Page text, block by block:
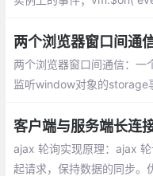
ejs 用$emit与$on来进行跨
两个浏览器窗口间通
两个浏览器窗口间通信：
监听window对象的storage
取消息的变化；借助iframe
Worker 可以分为两种不同
客户端与服务端长连
ajax 轮询实现原理：ajax
起请求，保持数据的同步。